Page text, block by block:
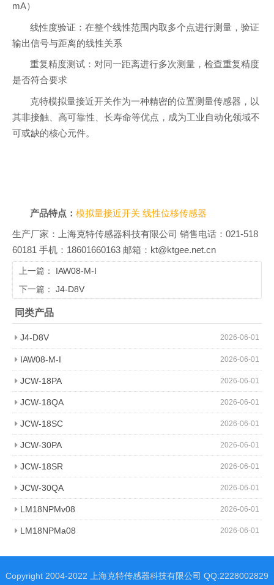
mA）
线性度验证：在整个线性范围内取多个点进行测量，验证
输出信号与距离的线性关系
重复精度测试：对同一距离进行多次测量，检查重复精度
是否符合要求
克特模拟量接近开关作为一种精密的位置测量传感器，以
其非接触、高可靠性、长寿命等优点，成为工业自动化领域不
可或缺的核心元件。
产品特点：模拟量接近开关线性位移传感器
生产厂家：上海克特传感器科技有限公司 销售电话：021-518
60181 手机：18601660163 邮箱：kt@ktgee.net.cn
上一篇： IAW08-M-I
下一篇： J4-D8V
同类产品
2026-06-01
J4-D8V
2026-06-01
IAW08-M-I
2026-06-01
JCW-18PA
2026-06-01
JCW-18QA
2026-06-01
JCW-18SC
2026-06-01
JCW-30PA
2026-06-01
JCW-18SR
2026-06-01
JCW-30QA
2026-06-01
LM18NPMv08
2026-06-01
LM18NPMa08
Copyright 2004-2022 上海克特传感器科技有限公司 QQ:2228002829